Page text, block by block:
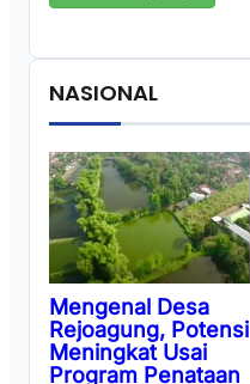
NASIONAL
Mengenal Desa
Rejoagung, Potensi
Meningkat Usai
Program Penataan